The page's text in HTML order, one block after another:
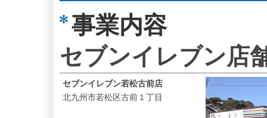
事業内容
セブンイレブン店
セブンイレブン若松古前店
北九州市若松区古前１丁目